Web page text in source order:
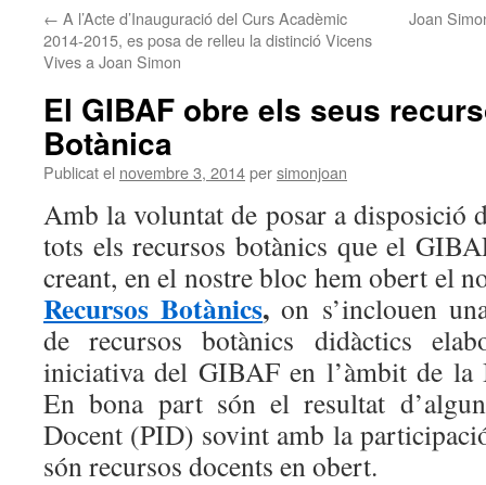
← A l’Acte d’Inauguració del Curs Acadèmic
2014-2015, es posa de relleu la distinció Vicens
Vives a Joan Simon
Joan
El GIBAF obre els seus
Botànica
Publicat el novembre 3, 2014persimonjoan
Amb la voluntat de posar a disposició
tots els recursos botànics que el
creant, en el nostre bloc hem obert el
Recursos Botànics,on s’inclouen
de recursos botànics didàctics
iniciativa del GIBAF en l’àmbit de la
En bona part són el resultat
Docent (PID) sovint amb la
són recursos docents en obert.